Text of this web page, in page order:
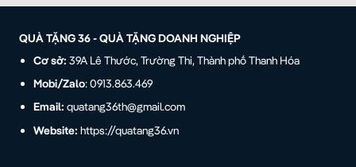
QUÀ TẶNG 36 - QUÀ TẶNG DOANH NGHIỆP
Cơ sở:39A Lê Thước, Trường Thi, Thành phố Thanh Hóa
Mobi/Zalo: 0913.863.469
Email: quatang36th@gmail.com
Website: https://quatang36.vn